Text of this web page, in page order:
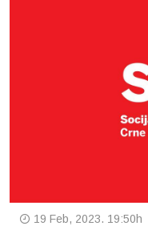
19 Feb, 2023. 19:50h